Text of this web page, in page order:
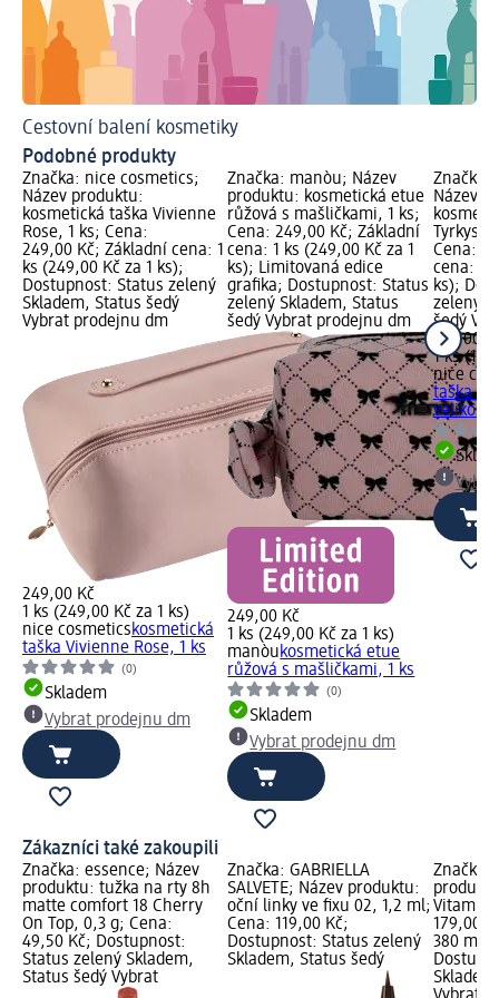
Cestovní balení kosmetiky
Podobné produkty
Značka: nice cosmetics;
Název produktu:
kosmetická taška Vivienne
Rose, 1 ks; Cena:
249,00 Kč; Základní cena: 1
ks (249,00 Kč za 1 ks);
Dostupnost: Status zelený
Skladem, Status šedý
Vybrat prodejnu dm
249,00 Kč
1 ks (249,00 Kč za 1 ks)
nice cosmeticskosmetická
taška Vivienne Rose, 1 ks
(0)
Skladem
Vybrat prodejnu dm
Značka: manòu; Název
produktu: kosmetická etue
růžová s mašličkami, 1 ks;
Cena: 249,00 Kč; Základní
cena: 1 ks (249,00 Kč za 1
ks); Limitovaná edice
grafika; Dostupnost: Status
zelený Skladem, Status
šedý Vybrat prodejnu dm
249,00 Kč
1 ks (249,00 Kč za 1 ks)
manòukosmetická etue
růžová s mašličkami, 1 ks
(0)
Skladem
Vybrat prodejnu dm
Značka:
Název
Tyrkys,
Cena:
cena: 1
ks);
zelený
šedý
199,00
1 ks
nice
taška
velikost
Zákazníci také zakoupili
Značka: essence; Název
produktu: tužka na rty 8h
matte comfort 18 Cherry
On Top, 0,3 g; Cena:
49,50 Kč; Dostupnost:
Status zelený Skladem,
Status šedý Vybrat
Značka: GABRIELLA
SALVETE; Název produktu:
oční linky ve fixu 02, 1,2 ml;
Cena: 119,00 Kč;
Dostupnost: Status zelený
Skladem, Status šedý
Značka:
Vitamín
179,00
380 ml